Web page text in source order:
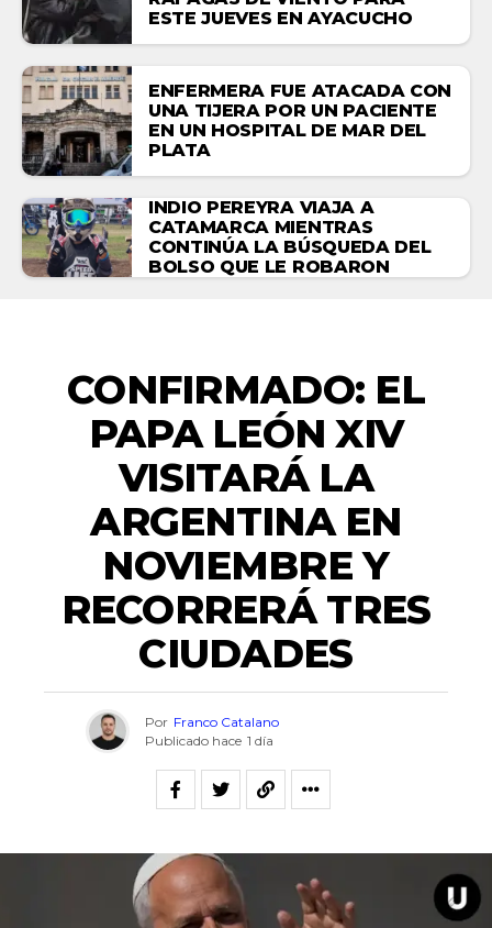
ESTE JUEVES EN AYACUCHO
ENFERMERA FUE ATACADA CON
UNA TIJERA POR UN PACIENTE
EN UN HOSPITAL DE MAR DEL
PLATA
INDIO PEREYRA VIAJA A
CATAMARCA MIENTRAS
CONTINÚA LA BÚSQUEDA DEL
BOLSO QUE LE ROBARON
CONFIRMADO: EL
PAPA LEÓN XIV
VISITARÁ LA
ARGENTINA EN
NOVIEMBRE Y
RECORRERÁ TRES
CIUDADES
Por Franco Catalano
Publicado hace 1 día